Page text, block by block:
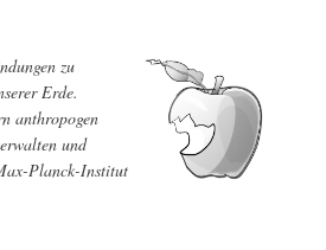
woher
soll
genug
grüner
Strom
kommen?
zu
Erde.
anthropogen
und
Planck-Institut